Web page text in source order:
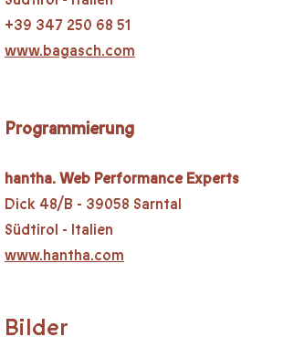
+39 347 250 68 51
www.bagasch.com
Programmierung
hantha. Web Performance Experts
Dick 48/B - 39058 Sarntal
Südtirol - Italien
www.hantha.com
Bilder